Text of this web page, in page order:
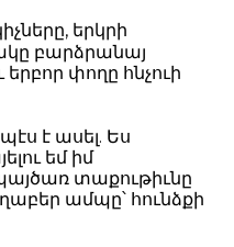
երկրի
բարձրանայ
երբոր փողը հնչուի
է ասել. Ես
եմ իմ
տաքութիւնը
ամպը՝ հունձքի